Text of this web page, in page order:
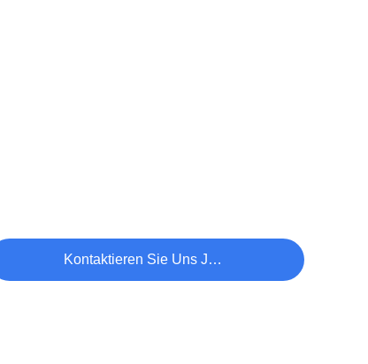
Kontaktieren Sie Uns Jetzt